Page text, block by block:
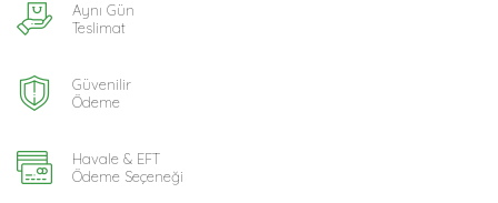
Aynı Gün
Teslimat
Güvenilir
Ödeme
Havale & EFT
Ödeme Seçeneği